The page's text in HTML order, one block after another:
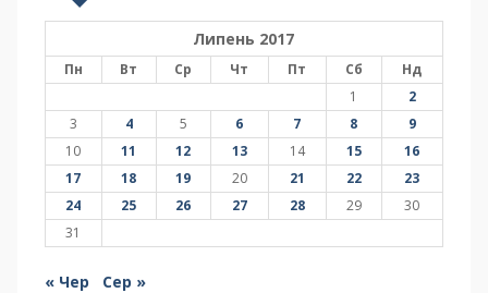
Липень 2017
Пн Вт Ср Чт Пт Сб
Нд
1
2
3
4 5 6 7 8
9
10
11 12 13 14 15
16
17
18 19 20 21 22
23
24
25 26 27 28 29
30
31
« Чер Сер »